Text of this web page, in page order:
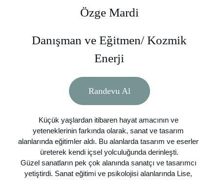
Özge Mardi
Danışman ve Eğitmen/ Kozmik
Enerji
Randevu Al
Küçük yaşlardan itibaren hayat amacının ve
yeteneklerinin farkında olarak, sanat ve tasarım
alanlarında eğitimler aldı. Bu alanlarda tasarım ve eserler
üreterek kendi içsel yolculuğunda derinleşti.
Güzel sanatların pek çok alanında sanatçı ve tasarımcı
yetiştirdi. Sanat eğitimi ve psikolojisi alanlarında Lise,